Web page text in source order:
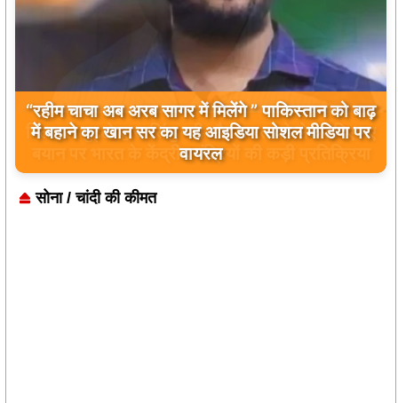
बिलावल भुट्टो द्वारा सिंधु नदी और भारत को लेकर दिए गए
बयान पर भारत के केंद्रीय मंत्रियों की कड़ी प्रतिक्रिया
सोना / चांदी की कीमत